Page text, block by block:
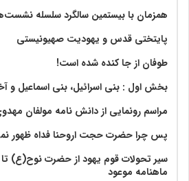
همزمان با بیستمین سالگرد سلسله
پایتختی قدس و یهودیت صهیونیستی
طوفان از جا کنده شده است!
بخش اول : بنی اسرائیل، بنی اسماعیل و
مراسم رونمایی از دانش نامه مولفان
پس چرا حضرت حجت اروحنا فداه ظهور
سیر تحولات قوم یهود از حضرت نوح(ع)
ماهنامه موعود